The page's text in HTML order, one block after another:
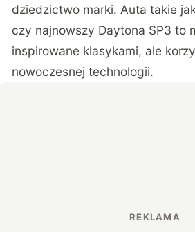
dziedzictwo marki. Auta takie
czy najnowszy Daytona SP3 to
inspirowane klasykami, ale
nowoczesnej technologii.